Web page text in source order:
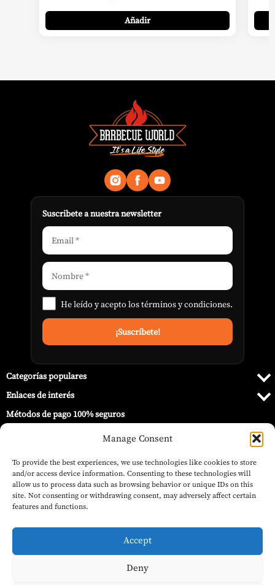
Manage Consent
To provide the best experiences, we use technologies like cookies to store
and/or access device information. Consenting to these technologies will
allow us to process data such as browsing behavior or unique IDs on this
site. Not consenting or withdrawing consent, may adversely affect certain
features and functions.
Accept
Deny
Añadir
Suscribete a nuestra newsletter
He leído y acepto lostérminos y condiciones.
Categorías populares
Enlaces de interés
Métodos de pago 100% seguros
© 2026 Barbecue World ®.